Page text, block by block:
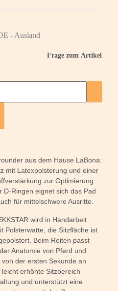
- Ausland
Frage zum Artikel
aus dem Hause LaBona:
mit Latexpolsterung und einer
zur Optimierung
D-Ringen eignet sich das Pad
für mittelschwere Ausritte.
wird in Handarbeit
Polsterwatte, die Sitzfläche ist
Beim Reiten passt
Anatomie von Pferd und
der ersten Sekunde an
erhöhte Sitzbereich
und unterstützt eine